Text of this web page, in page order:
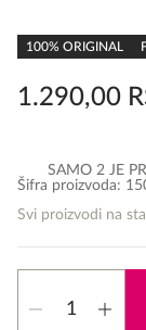
rating
100% ORIGINAL
1.290,00
SAMO 2 JE
Šifra proizvoda:
Svi proizvodi na
Low